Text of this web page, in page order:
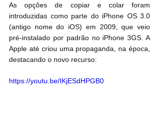
As opções de copiar e colar foram
introduzidas como parte do iPhone OS 3.0
(antigo nome do iOS) em 2009, que veio
pré-instalado por padrão no iPhone 3GS. A
Apple até criou uma propaganda, na época,
destacando o novo recurso:
https://youtu.be/IKjESdHPGB0